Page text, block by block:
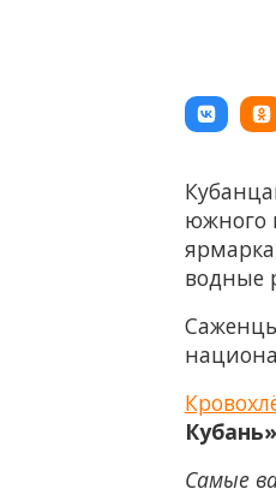
южного
водные
Кубань»
Самые